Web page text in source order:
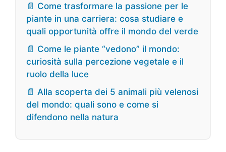
📄 Come trasformare la passione per le
piante in una carriera: cosa studiare e
quali opportunità offre il mondo del verde
📄 Come le piante “vedono” il mondo:
curiosità sulla percezione vegetale e il
ruolo della luce
📄 Alla scoperta dei 5 animali più velenosi
del mondo: quali sono e come si
difendono nella natura